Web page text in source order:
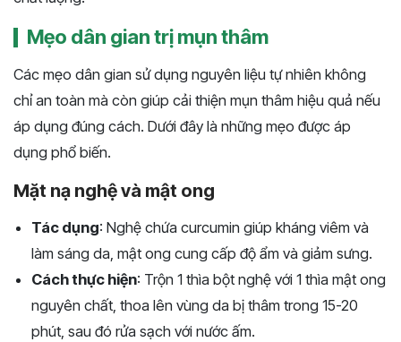
Mẹo dân gian trị mụn thâm
Các mẹo dân gian sử dụng nguyên liệu tự nhiên không
chỉ an toàn mà còn giúp cải thiện mụn thâm hiệu quả nếu
áp dụng đúng cách. Dưới đây là những mẹo được áp
dụng phổ biến.
Mặt nạ nghệ và mật ong
Tác dụng: Nghệ chứa curcumin giúp kháng viêm và
làm sáng da, mật ong cung cấp độ ẩm và giảm sưng.
Cách thực hiện: Trộn 1 thìa bột nghệ với 1 thìa mật ong
nguyên chất, thoa lên vùng da bị thâm trong 15-20
phút, sau đó rửa sạch với nước ấm.